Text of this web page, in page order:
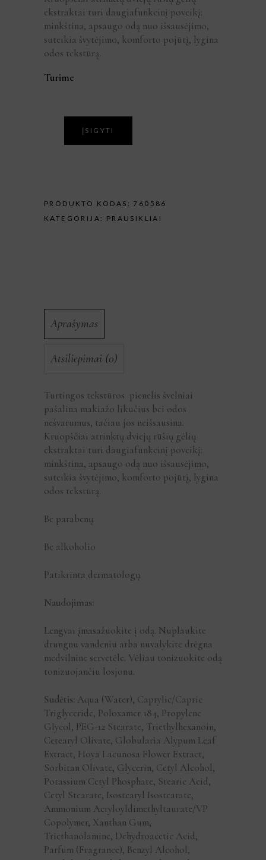
ekstraktai turi daugiafunkcinį poveikį:
minkština, apsaugo odą nuo išsausėjimo,
suteikia švytėjimo, komforto pojūtį, lygina
odos tekstūrą.
Turime
ĮSIGYTI
PRODUKTO KODAS: 760586
KATEGORIJA: PRAUSIKLIAI
Aprašymas
Atsiliepimai (0)
Turtingos tekstūros pienelis švelniai
pašalina makiažo likučius bei odos
nešvarumus, tačiau jos neišsausina.
Kruopščiai atrinktų dviejų rūšių gėlių
ekstraktai turi daugiafunkcinį poveikį:
minkština, apsaugo odą nuo išsausėjimo,
suteikia švytėjimo, komforto pojūtį, lygina
odos tekstūrą.
Be parabenų
Be alkoholio
Patikrinta dermatologų
Naudojimas:
Lengvai įmasažuokite į odą. Nuplaukite
drungnu vandeniu arba nuvalykite drėgna
medvilnine servetėle. Vėliau tonizuokite odą
tonizuojančiu losjonu.
Sudėtis: Aqua (Water), Caprylic/Capric
Triglyceride, Poloxamer 184, Propylene
Glycol, PEG-12 Stearate, Triethylhexanoin,
Cetearyl Olivate, Globularia Alypum Leaf
Extract, Hoya Lacunosa Flower Extract,
Sorbitan Olivate, Glycerin, Cetyl Alcohol,
Potassium Cetyl Phosphate, Stearic Acid,
Cetyl Stearate, Isostearyl Isostearate,
Ammonium Acryloyldimethyltaurate/VP
Copolymer, Xanthan Gum,
Triethanolamine, Dehydroacetic Acid,
Parfum (Fragrance), Benzyl Alcohol,